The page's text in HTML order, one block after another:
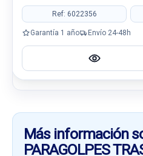
Ref: 6022356
Garantía 1 año Envío 24-48h
Más información
PARAGOLPES